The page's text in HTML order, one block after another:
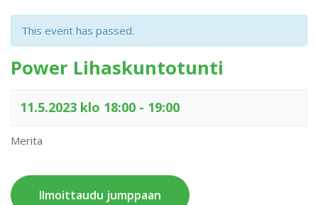
This event has passed.
Power Lihaskuntotunti
11.5.2023 klo 18:00 - 19:00
Merita
Ilmoittaudu jumppaan